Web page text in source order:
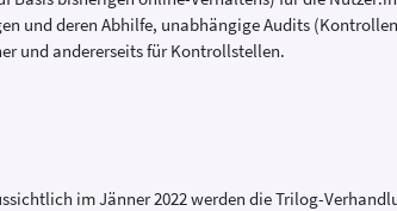
und deren Abhilfe, unabhängige Audits
und andererseits für Kontrollstellen.
im Jänner 2022 werden die Trilog-